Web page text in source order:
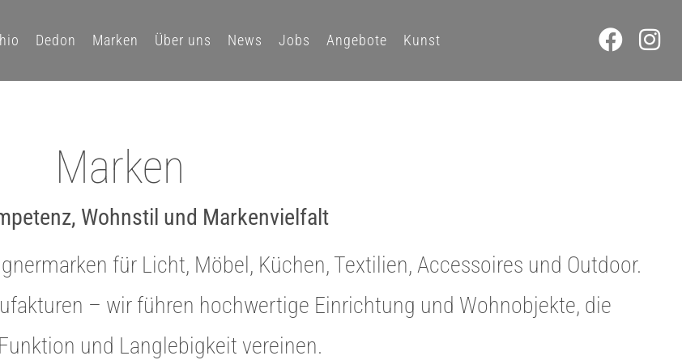
Dedon Marken Über uns News Jobs Angebote Kunst
Marken
Wohnstil und Markenvielfalt
für Licht, Möbel, Küchen, Textilien, Accessoires und Outdoor.
– wir führen hochwertige Einrichtung und Wohnobjekte, die
und Langlebigkeit vereinen.